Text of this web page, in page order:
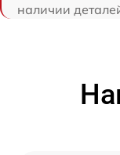
наличии